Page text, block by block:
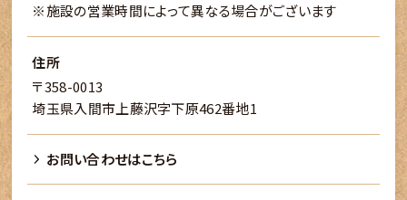
※施設の営業時間によって異なる場合がございます
住所
〒358-0013
埼玉県入間市上藤沢字下原462番地1
お問い合わせはこちら